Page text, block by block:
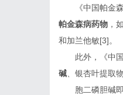
《中国帕金
帕金森病药物 ，
和加兰他敏[3]。
此外，《中
碱 、银杏叶提取
胞二磷胆碱